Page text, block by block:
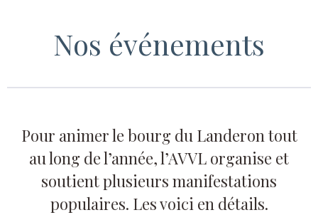
Nos événements
Pour animer le bourg du Landeron tout
au long de l’année, l’AVVL organise et
soutient plusieurs manifestations
populaires. Les voici en détails.